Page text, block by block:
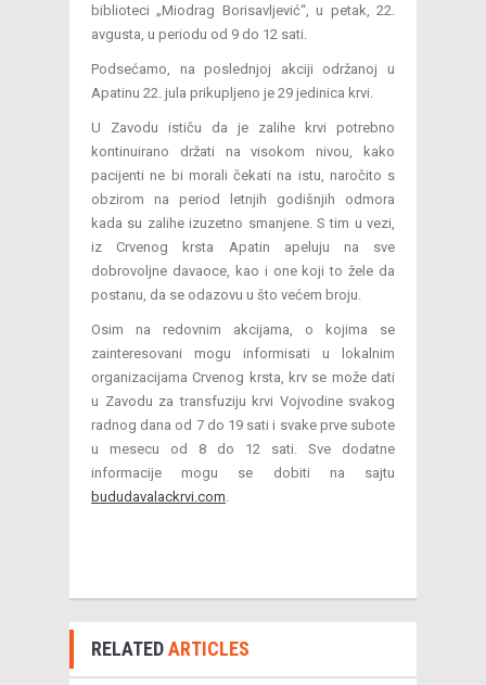
biblioteci „Miodrag Borisavljević“, u petak, 22.
avgusta, u periodu od 9 do 12 sati.
Podsećamo, na poslednjoj akciji održanoj u
Apatinu 22. jula prikupljeno je 29 jedinica krvi.
U Zavodu ističu da je zalihe krvi potrebno
kontinuirano držati na visokom nivou, kako
pacijenti ne bi morali čekati na istu, naročito s
obzirom na period letnjih godišnjih odmora
kada su zalihe izuzetno smanjene. S tim u vezi,
iz Crvenog krsta Apatin apeluju na sve
dobrovoljne davaoce, kao i one koji to žele da
postanu, da se odazovu u što većem broju.
Osim na redovnim akcijama, o kojima se
zainteresovani mogu informisati u lokalnim
organizacijama Crvenog krsta, krv se može dati
u Zavodu za transfuziju krvi Vojvodine svakog
radnog dana od 7 do 19 sati i svake prve subote
u mesecu od 8 do 12 sati. Sve dodatne
informacije mogu se dobiti na sajtu
bududavalackrvi.com
RELATEDARTICLES